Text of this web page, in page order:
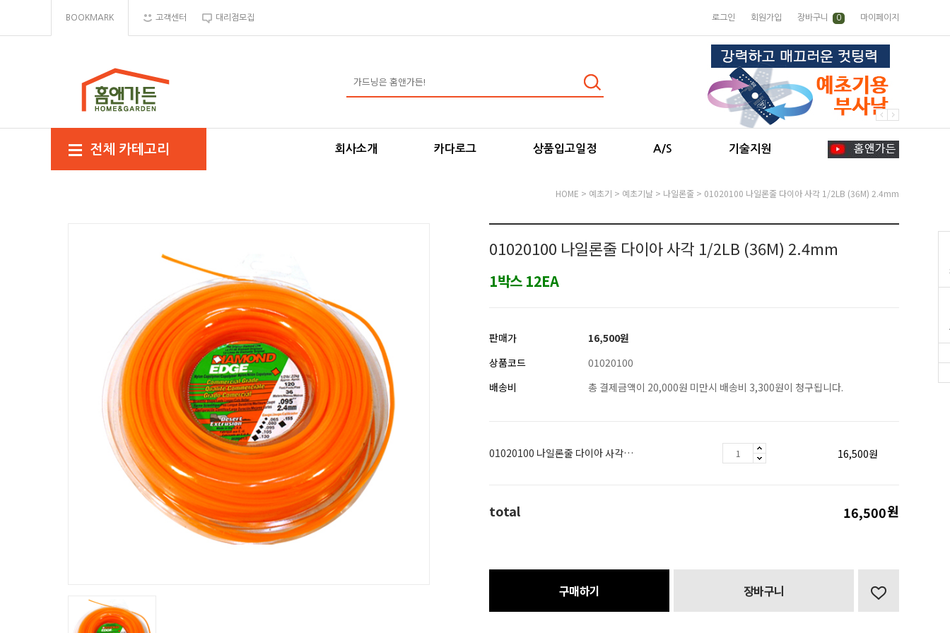
BOOKMARK 고객센터 대리점모집 로그인 회원가입 장바구니 0 마이페이지
전체 카테고리 회사소개 카다로그 상품입고일정 A/S 기술지원
HOME > 예초기 > 예초기날 > 나일론줄 > 01020100 나일론줄 다이아 사각 1/2LB (36M) 2.4mm
01020100 나일론줄 다이아 사각 1/2LB (36M) 2.4mm
1박스 12EA
판매가 16,500원
상품코드
01020100
배송비
총 결제금액이 20,000원 미만시 배송비 3,300원이 청구됩니다.
01020100 나일론줄 다이아 사각 1/2LB (36M) 2.4mm 16,500원
total 16,500원
구매하기 장바구니